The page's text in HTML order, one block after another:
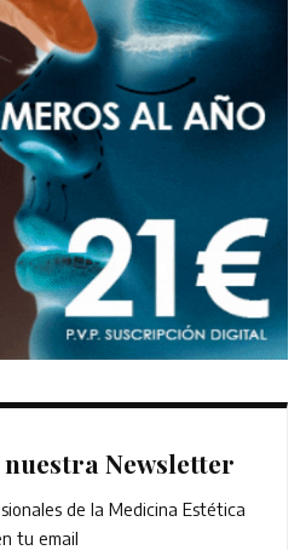
Newsletter
de la Medicina Estética
tu email